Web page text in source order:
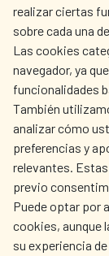
realizar ciertas
sobre cada una
Las cookies
navegador, ya
funcionalidades
También
analizar cómo
preferencias y
relevantes.
previo
Puede optar por
cookies, aunque
su experiencia
AECID
SPANISH
ACTION
CULTURE
OUR SOCIAL